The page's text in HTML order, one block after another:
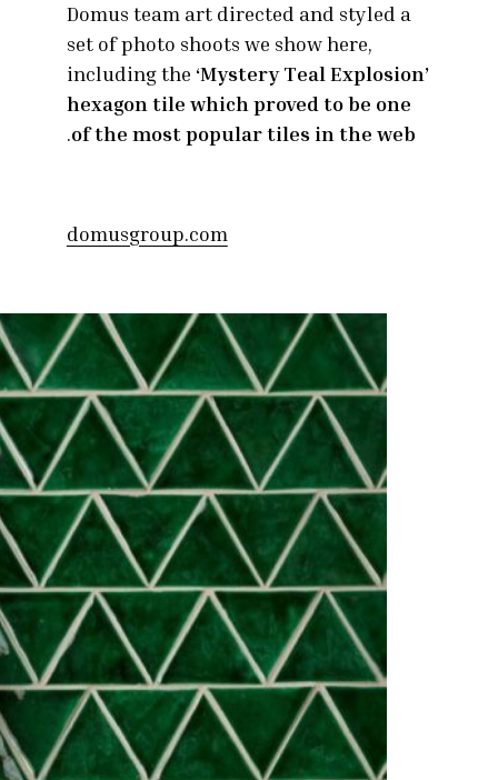
Domus team art directed and styled a
set of photo shoots we show here,
including the ‘Mystery Teal Explosion’
hexagon tile which proved to be one
of the most popular tiles in the web
.
domusgroup.com